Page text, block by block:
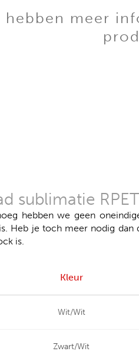
hebben meer
sublimatie
hebben we geen
Heb je toch meer nodig
is.
Kleur
Wit/Wit
Zwart/Wit